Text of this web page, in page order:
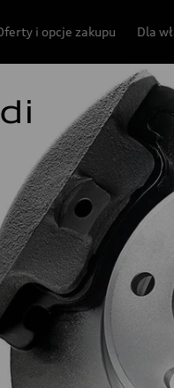
i opcje zakupu Dla